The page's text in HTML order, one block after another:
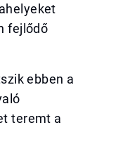
fejlődő
ebben a
teremt a